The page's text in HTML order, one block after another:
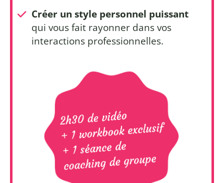
Créer un style personnel puissant
qui vous fait rayonner dans vos
interactions professionnelles.